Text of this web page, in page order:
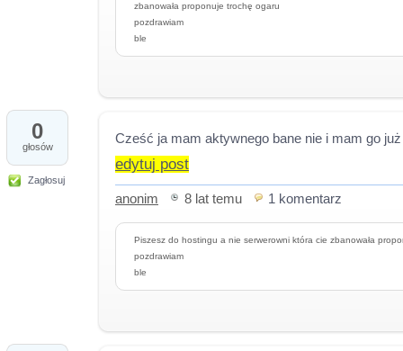
zbanowała proponuje trochę ogaru
pozdrawiam
ble
0
głosów
Zagłosuj
Cześć ja mam aktywnego bane nie i mam go
edytuj post
anonim 8 lat temu 1 komentarz
Piszesz do hostingu a nie serwerowni która cie zbanowała
pozdrawiam
ble